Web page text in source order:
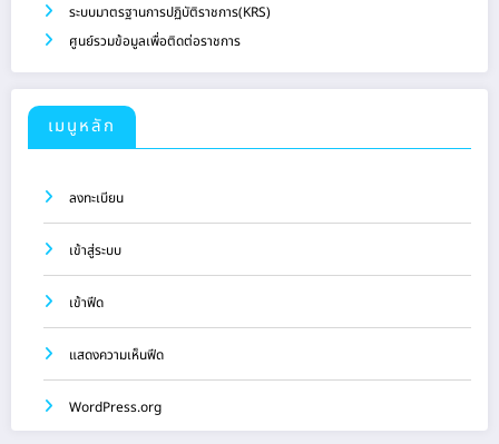
ระบบมาตรฐานการปฏิบัติราชการ(KRS)
ศูนย์รวมข้อมูลเพื่อติดต่อราชการ
เมนูหลัก
ลงทะเบียน
เข้าสู่ระบบ
เข้าฟีด
แสดงความเห็นฟีด
WordPress.org